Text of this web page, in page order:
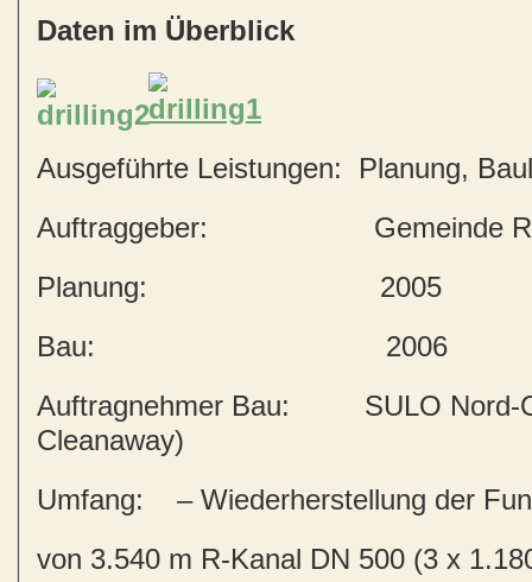
Daten im Überblick
Ausgeführte Leistungen: Planung,
Auftraggeber: Gemeinde
Planung: 2005
Bau: 2006
Auftragnehmer Bau: SULO Nord-
Cleanaway)
Umfang: – Wiederherstellung der
von 3.540 m R-Kanal DN 500 (3 x